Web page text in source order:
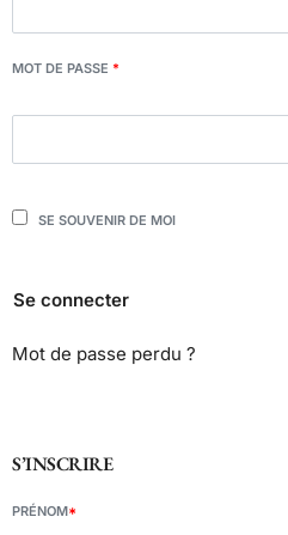
MOT DE PASSE *
SE SOUVENIR DE MOI
Se connecter
Mot de passe perdu ?
S’INSCRIRE
PRÉNOM*